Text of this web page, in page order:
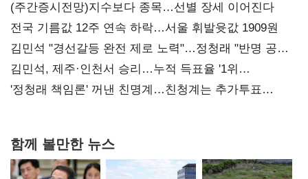
(주간증시전망)지수보다 종목…선별 장세 이어진다
전국 기름값 12주 연속 하락…서울 휘발윳값 1909원
김민석 "경선갈등 완전 제로 노력"…정청래 "반명 공세
사과부터"
김민석, 제주·인천서 승리…누적 득표율 '1위
탈환'(종합)
'정청래 책임론' 꺼낸 친명계…친청계는 추가투표
함께 볼만한 뉴스